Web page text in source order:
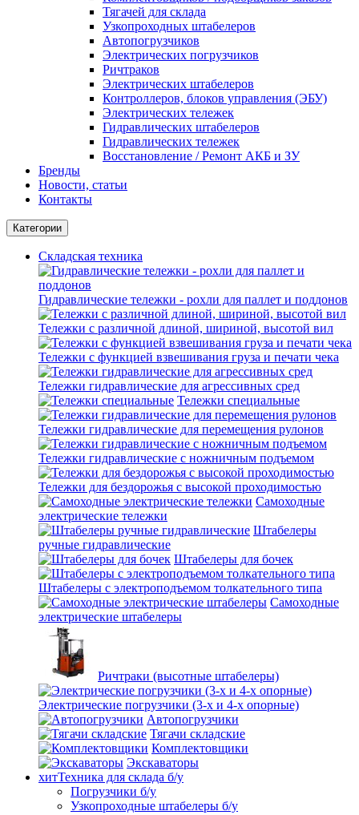
Тягачей для склада
Узкопроходных штабелеров
Автопогрузчиков
Электрических погрузчиков
Ричтраков
Электрических штабелеров
Контроллеров, блоков управления (ЭБУ)
Электрических тележек
Гидравлических штабелеров
Гидравлических тележек
Восстановление / Ремонт АКБ и ЗУ
Бренды
Новости, статьи
Контакты
Категории
Складская техника
Гидравлические тележки - рохли для паллет и поддонов
Тележки с различной длиной, шириной, высотой вил
Тележки с функцией взвешивания груза и печати чека
Тележки гидравлические для агрессивных сред
Тележки специальные
Тележки гидравлические для перемещения рулонов
Тележки гидравлические с ножничным подъемом
Тележки для бездорожья с высокой проходимостью
Самоходные
электрические тележки
Штабелеры
ручные гидравлические
Штабелеры для бочек
Штабелеры с электроподъемом толкательного типа
Самоходные
электрические штабелеры
Ричтраки (высотные штабелеры)
Электрические погрузчики (3-х и 4-х опорные)
Автопогрузчики
Тягачи складские
Комплектовщики
Экскаваторы
хитТехника для склада б/у
Погрузчики б/у
Узкопроходные штабелеры б/у